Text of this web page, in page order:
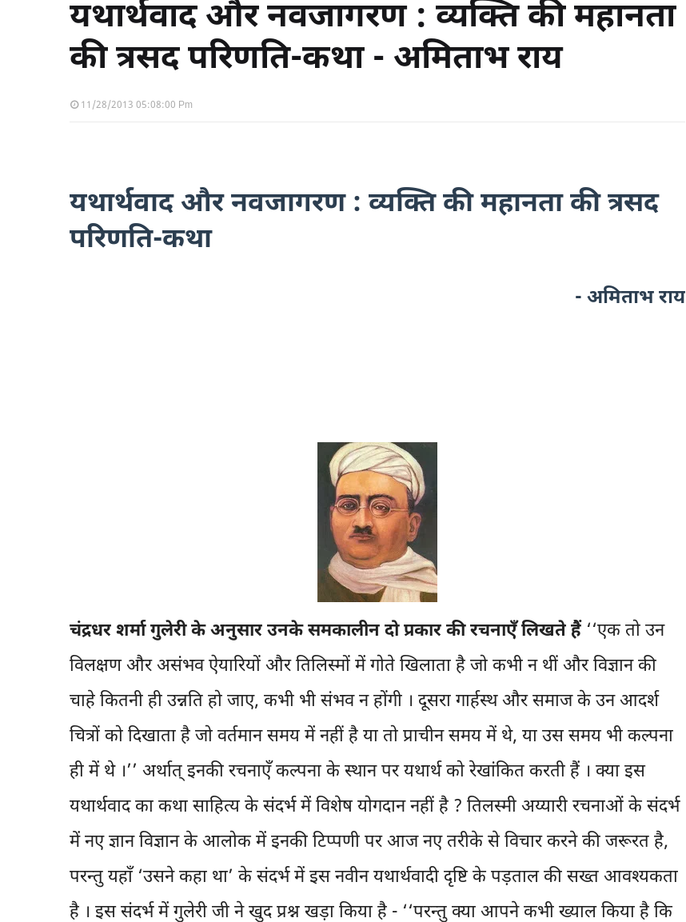
यथार्थवाद और नवजागरण : व्यक्ति की महानता
की त्रसद परिणति-कथा - अमिताभ राय
11/28/2013 05:08:00 Pm
यथार्थवाद और नवजागरण : व्यक्ति की महानता की त्रसद
परिणति-कथा
- अमिताभ राय
चंद्रधर शर्मा गुलेरी के अनुसार उनके समकालीन दो प्रकार की रचनाएँ लिखते हैं ‘‘एक तो उन
विलक्षण और असंभव ऐयारियों और तिलिस्मों में गोते खिलाता है जो कभी न थीं और विज्ञान की
चाहे कितनी ही उन्नति हो जाए, कभी भी संभव न होंगी । दूसरा गार्हस्थ और समाज के उन आदर्श
चित्रों को दिखाता है जो वर्तमान समय में नहीं है या तो प्राचीन समय में थे, या उस समय भी कल्पना
ही में थे ।’’ अर्थात् इनकी रचनाएँ कल्पना के स्थान पर यथार्थ को रेखांकित करती हैं । क्या इस
यथार्थवाद का कथा साहित्य के संदर्भ में विशेष योगदान नहीं है ? तिलस्मी अय्यारी रचनाओं के संदर्भ
में नए ज्ञान विज्ञान के आलोक में इनकी टिप्पणी पर आज नए तरीके से विचार करने की जरूरत है,
परन्तु यहाँ ‘उसने कहा था’ के संदर्भ में इस नवीन यथार्थवादी दृष्टि के पड़ताल की सख्त आवश्यकता
है । इस संदर्भ में गुलेरी जी ने खुद प्रश्न खड़ा किया है - ‘‘परन्तु क्या आपने कभी ख्याल किया है कि